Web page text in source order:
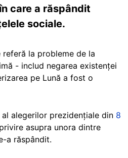
care a răspândit
sociale.
la probleme de la
- includ negarea existenței
pe Lună a fost o
alegerilor prezidențiale din 8
asupra unora dintre
a răspândit.